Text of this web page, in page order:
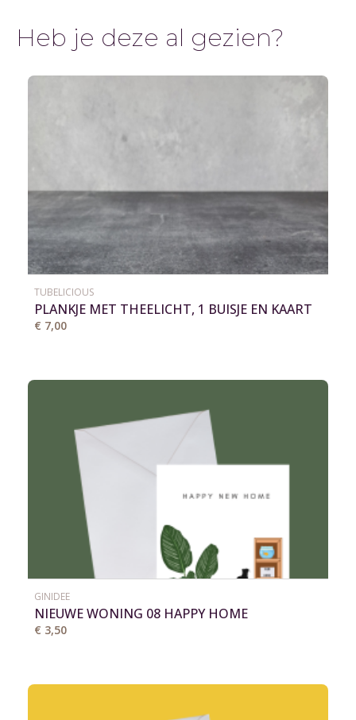
Heb je deze al gezien?
TUBELICIOUS
PLANKJE MET THEELICHT, 1 BUISJE EN KAART
€ 7,00
GINIDEE
NIEUWE WONING 08 HAPPY HOME
€ 3,50